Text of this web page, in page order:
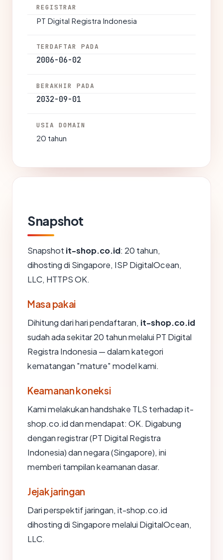
REGISTRAR
PT Digital Registra Indonesia
TERDAFTAR PADA
2006-06-02
BERAKHIR PADA
2032-09-01
USIA DOMAIN
20 tahun
Snapshot
Snapshot it-shop.co.id: 20 tahun,
dihosting di Singapore, ISP DigitalOcean,
LLC, HTTPS OK.
Masa pakai
Dihitung dari hari pendaftaran, it-shop.co.id
sudah ada sekitar 20 tahun melalui PT Digital
Registra Indonesia — dalam kategori
kematangan "mature" model kami.
Keamanan koneksi
Kami melakukan handshake TLS terhadap it-
shop.co.id dan mendapat: OK. Digabung
dengan registrar (PT Digital Registra
Indonesia) dan negara (Singapore), ini
memberi tampilan keamanan dasar.
Jejak jaringan
Dari perspektif jaringan, it-shop.co.id
dihosting di Singapore melalui DigitalOcean,
LLC.